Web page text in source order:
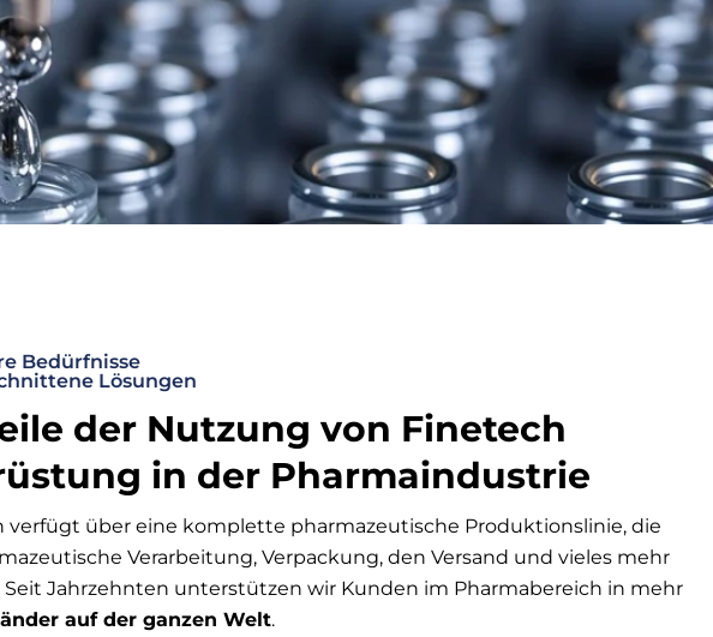
Bedürfnisse
Lösungen
der Nutzung von Finetech
in der Pharmaindustrie
verfügt über eine komplette pharmazeutische Produktionslinie, die
Verarbeitung, Verpackung, den Versand und vieles mehr
Seit Jahrzehnten unterstützen wir Kunden im Pharmabereich in mehr
auf der ganzen Welt.